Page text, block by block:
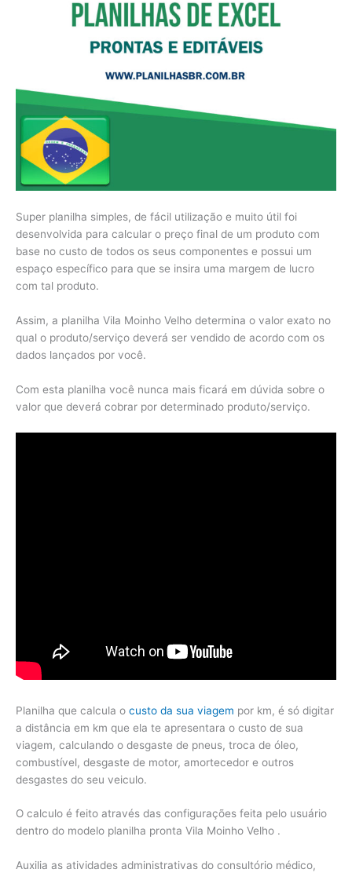
Super planilha simples, de fácil utilização e muito útil foi
desenvolvida para calcular o preço final de um produto com
base no custo de todos os seus componentes e possui um
espaço específico para que se insira uma margem de lucro
com tal produto.
Assim, a planilha Vila Moinho Velho determina o valor exato no
qual o produto/serviço deverá ser vendido de acordo com os
dados lançados por você.
Com esta planilha você nunca mais ficará em dúvida sobre o
valor que deverá cobrar por determinado produto/serviço.
Planilha que calcula o custo da sua viagem por km, é só digitar
a distância em km que ela te apresentara o custo de sua
viagem, calculando o desgaste de pneus, troca de óleo,
combustível, desgaste de motor, amortecedor e outros
desgastes do seu veiculo.
O calculo é feito através das configurações feita pelo usuário
dentro do modelo planilha pronta Vila Moinho Velho .
Auxilia as atividades administrativas do consultório médico,